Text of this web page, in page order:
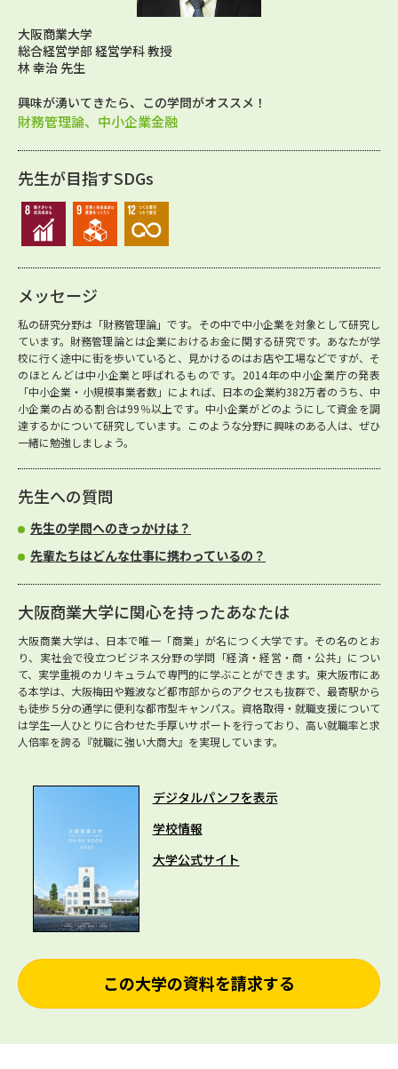
大阪商業大学
総合経営学部 経営学科 教授
林 幸治 先生
興味が湧いてきたら、この学問がオススメ！
財務管理論、中小企業金融
先生が目指すSDGs
メッセージ
私の研究分野は「財務管理論」です。その中で中小企業を対象として研究し
ています。財務管理論とは企業におけるお金に関する研究です。あなたが学
校に行く途中に街を歩いていると、見かけるのはお店や工場などですが、そ
のほとんどは中小企業と呼ばれるものです。2014年の中小企業庁の発表
「中小企業・小規模事業者数」によれば、日本の企業約382万者のうち、中
小企業の占める割合は99％以上です。中小企業がどのようにして資金を調
達するかについて研究しています。このような分野に興味のある人は、ぜひ
一緒に勉強しましょう。
先生への質問
先生の学問へのきっかけは？
先輩たちはどんな仕事に携わっているの？
大阪商業大学に関心を持ったあなたは
大阪商業大学は、日本で唯一「商業」が名につく大学です。その名のとお
り、実社会で役立つビジネス分野の学問「経済・経営・商・公共」につい
て、実学重視のカリキュラムで専門的に学ぶことができます。東大阪市にあ
る本学は、大阪梅田や難波など都市部からのアクセスも抜群で、最寄駅から
も徒歩５分の通学に便利な都市型キャンパス。資格取得・就職支援について
は学生一人ひとりに合わせた手厚いサポートを行っており、高い就職率と求
人倍率を誇る『就職に強い大商大』を実現しています。
デジタルパンフを表示
学校情報
大学公式サイト
この大学の資料を請求する